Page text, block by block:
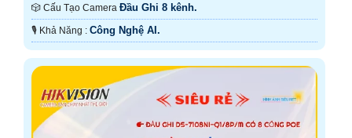
🎲 Cấu Tạo Camera Đầu Ghi 8 kênh.
️🎙 Khả Năng : Công Nghệ AI.